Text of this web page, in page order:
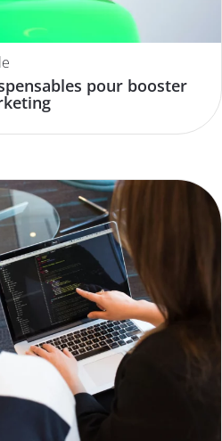
pour booster